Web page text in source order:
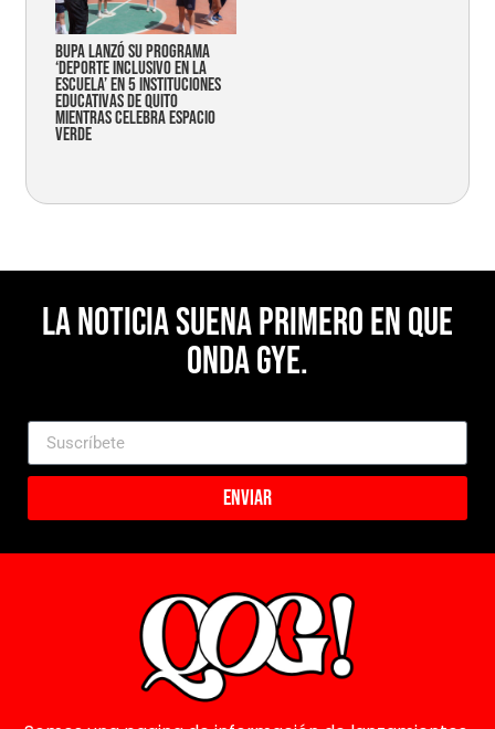
Bupa lanzó su programa
‘Deporte Inclusivo en la
Escuela’ en 5 instituciones
educativas de Quito
mientras celebra espacio
verde
La noticia suena primero en Que
Onda Gye.
Enviar